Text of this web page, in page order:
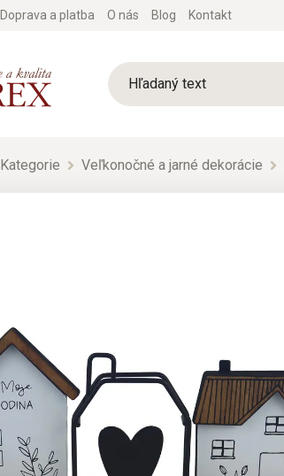
Doprava a platba O nás Blog Kontakt
Kategorie Veľkonočné a jarné dekorácie